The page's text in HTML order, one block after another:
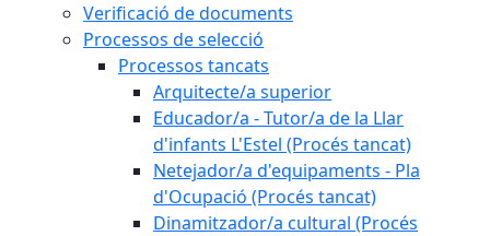
Verificació de documents
Processos de selecció
Processos tancats
Arquitecte/a superior
Educador/a - Tutor/a de la Llar
d'infants L'Estel (Procés tancat)
Netejador/a d'equipaments - Pla
d'Ocupació (Procés tancat)
Dinamitzador/a cultural (Procés